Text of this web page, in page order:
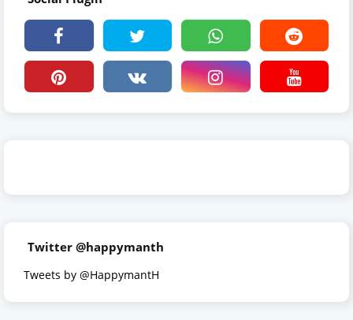
Twitter @happymanth
Tweets by @HappymantH